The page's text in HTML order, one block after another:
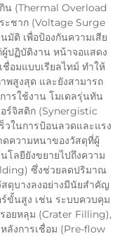
น (Thermal Overload
ะชาก (Voltage Surge
ติ เพื่อป้องกันความเสีย
ปฏิบัติงาน หน้าจอแสดง
อมแบบเรียลไทม์ ทำให้
พสูงสุด และยังสามารถ
ารใช้งาน โมเดลรุ่นทัน
ร์จิสติก (Synergistic
ในการป้อนลวดและแรง
ความหนาของวัสดุที่ผู้
โลยียังขยายไปถึงความ
ซึ่งช่วยลดปริมาณ
ดุบางลงอย่างมีนัยสำคัญ
ขั้นสูง เช่น ระบบควบคุม
อยหลุม (Crater Filling),
ลังการเชื่อม (Pre-flow